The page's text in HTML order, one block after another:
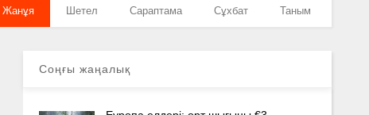
Жанұя Шетел Сараптама Сұхбат Таным
Соңғы жаңалық